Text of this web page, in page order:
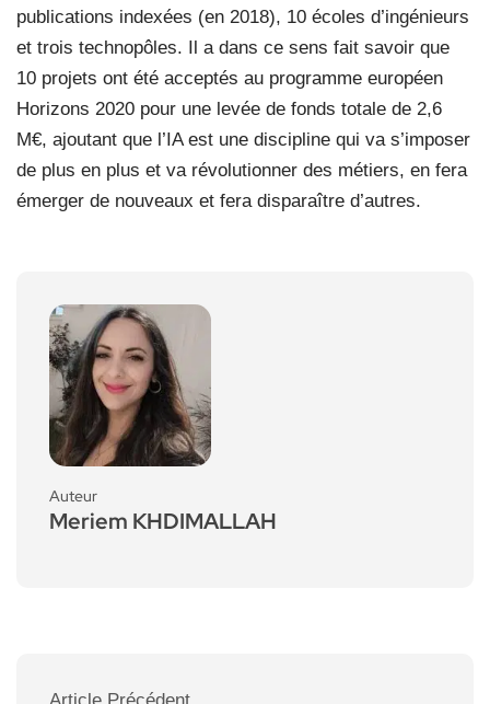
publications indexées (en 2018), 10 écoles d’ingénieurs
et trois technopôles. Il a dans ce sens fait savoir que
10 projets ont été acceptés au programme européen
Horizons 2020 pour une levée de fonds totale de 2,6
M€, ajoutant que l’IA est une discipline qui va s’imposer
de plus en plus et va révolutionner des métiers, en fera
émerger de nouveaux et fera disparaître d’autres.
Auteur
Meriem KHDIMALLAH